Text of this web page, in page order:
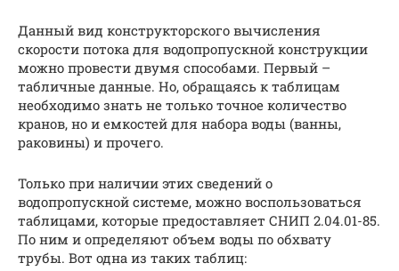
Данный вид конструкторского вычисления
скорости потока для водопропускной конструкции
можно провести двумя способами. Первый –
табличные данные. Но, обращаясь к таблицам
необходимо знать не только точное количество
кранов, но и емкостей для набора воды (ванны,
раковины) и прочего.
Только при наличии этих сведений о
водопропускной системе, можно воспользоваться
таблицами, которые предоставляет СНИП 2.04.01-85.
По ним и определяют объем воды по обхвату
трубы. Вот одна из таких таблиц: